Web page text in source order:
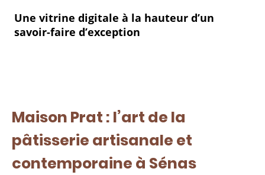
Une vitrine digitale à la hauteur d’un
savoir-faire d’exception
Maison Prat : l’art de la
pâtisserie artisanale et
contemporaine à Sénas